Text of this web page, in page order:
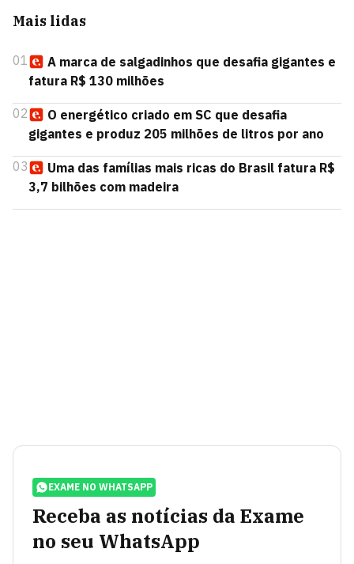
Mais lidas
01
A marca de salgadinhos que desafia gigantes e
fatura R$ 130 milhões
02
O energético criado em SC que desafia
gigantes e produz 205 milhões de litros por ano
03
Uma das famílias mais ricas do Brasil fatura R$
3,7 bilhões com madeira
EXAME NO WHATSAPP
Receba as notícias da Exame
no seu WhatsApp